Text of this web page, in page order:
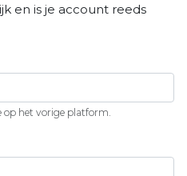
en is je account reeds
op het vorige platform.